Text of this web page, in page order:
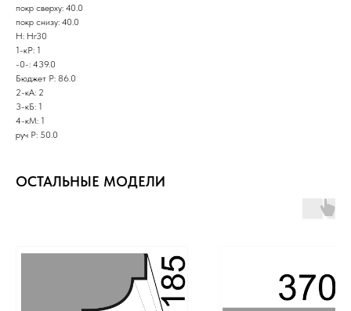
покр сверху: 40.0
покр снизу: 40.0
Н: Нг30
1-кР: 1
-0-: 439.0
Бюджет Р: 86.0
2-кА: 2
3-кБ: 1
4-кМ: 1
руч Р: 50.0
ОСТАЛЬНЫЕ МОДЕЛИ